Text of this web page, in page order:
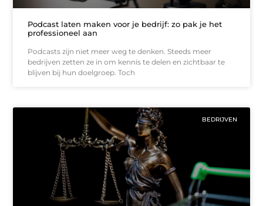
Podcast laten maken voor je bedrijf: zo pak je het
professioneel aan
Podcasts zijn niet meer weg te denken. Steeds meer
bedrijven zetten ze in om kennis te delen en zichtbaar te
blijven bij hun doelgroep. Toch
BEDRIJVEN